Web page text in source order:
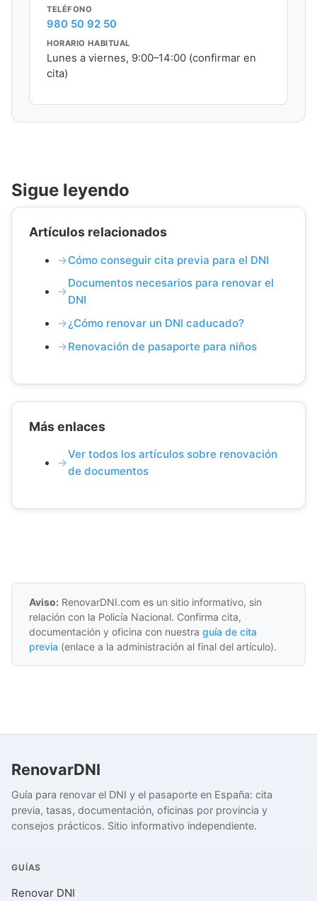
TELÉFONO
980 50 92 50
HORARIO HABITUAL
Lunes a viernes, 9:00–14:00 (confirmar en
cita)
Sigue leyendo
Artículos relacionados
Cómo conseguir cita previa para el DNI
Documentos necesarios para renovar el
DNI
¿Cómo renovar un DNI caducado?
Renovación de pasaporte para niños
Más enlaces
Ver todos los artículos sobre renovación
de documentos
Aviso: RenovarDNI.com es un sitio informativo, sin
relación con la Policía Nacional. Confirma cita,
documentación y oficina con nuestra guía de cita
previa (enlace a la administración al final del artículo).
RenovarDNI
Guía para renovar el DNI y el pasaporte en España: cita
previa, tasas, documentación, oficinas por provincia y
consejos prácticos. Sitio informativo independiente.
GUÍAS
Renovar DNI